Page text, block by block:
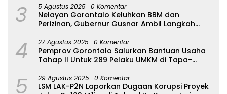
3 5 Agustus 2025 0 Komentar
Nelayan Gorontalo Keluhkan BBM dan
Perizinan, Gubernur Gusnar Ambil Langkah
4 27 Agustus 2025 0 Komentar
Pemprov Gorontalo Salurkan Bantuan Usaha
Tahap II Untuk 289 Pelaku UMKM di Tapa-
5 29 Agustus 2025 0 Komentar
LSM LAK-P2N Laporkan Dugaan Korupsi Proyek